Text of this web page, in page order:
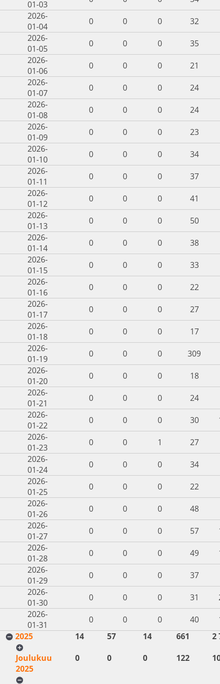
01-03
2026-
01-04
0 0 0
32
2026-
01-05
0 0 0
35
2026-
01-06
0 0 0
21
2026-
01-07
0 0 0
24
2026-
01-08
0 0 0
24
2026-
01-09
0 0 0
23
2026-
01-10
0 0 0
34
2026-
01-11
0 0 0
37
2026-
01-12
0 0 0
41
2026-
01-13
0 0 0
50
2026-
01-14
0 0 0
38
2026-
01-15
0 0 0
33
2026-
01-16
0 0 0
22
2026-
01-17
0 0 0
27
2026-
01-18
0 0 0
17
2026-
01-19
0 0 0
309
2026-
01-20
0 0 0
18
2026-
01-21
0 0 0
24
2026-
01-22
0 0 0 30
2026-
01-23
0 0 1
27
2026-
01-24
0 0 0
34
2026-
01-25
0 0 0
22
2026-
01-26
0 0 0
48
2026-
01-27
0 0 0 57
2026-
01-28
0 0 0 49
2026-
01-29
0 0 0
37
2026-
01-30
0 0 0 31
2026-
01-31
0 0 0 40
2025
14 57 14 661
2
Joulukuu
2025
0 0 0 122